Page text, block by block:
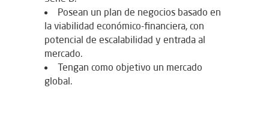
Posean un plan de negocios basado en
la viabilidad económico-financiera, con
potencial de escalabilidad y entrada al
mercado.
Tengan como objetivo un mercado
global.